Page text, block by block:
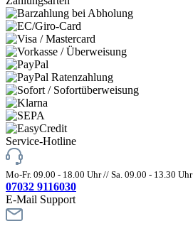
Service-Hotline
Mo-Fr. 09.00 - 18.00 Uhr // Sa. 09.00 - 13.30 Uhr
07032 9116030
E-Mail Support